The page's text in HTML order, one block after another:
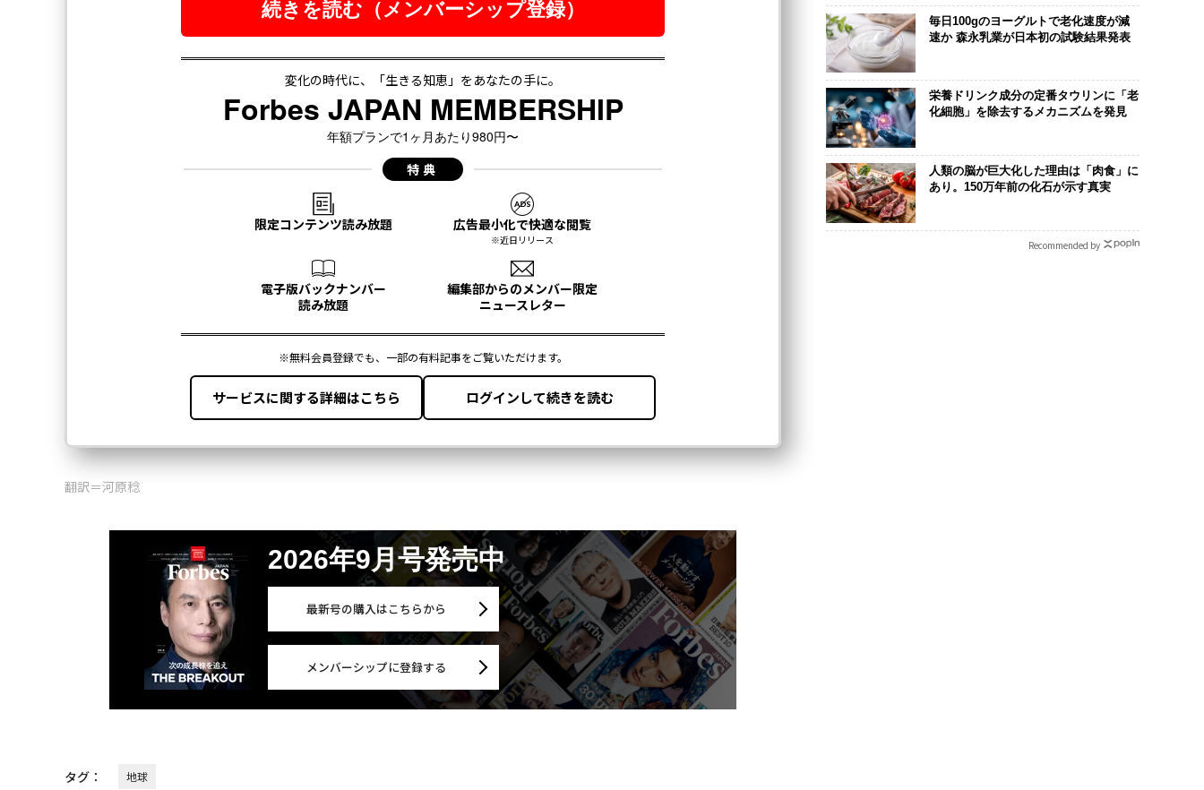
翻訳＝河原稔
2026年9月号発売中
最新号の購入はこちらから
メンバーシップに登録する
タグ： 地球
毎日100gのヨーグルトで老化速度が減
速か 森永乳業が日本初の試験結果発表
栄養ドリンク成分の定番タウリンに「老
化細胞」を除去するメカニズムを発見
人類の脳が巨大化した理由は「肉食」に
あり。150万年前の化石が示す真実
Recommended by